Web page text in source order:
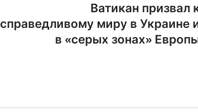
Ватикан призвал
справедливому миру в Украине
в «серых зонах»